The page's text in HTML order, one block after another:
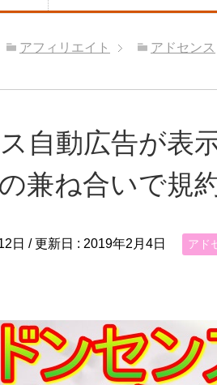
アフィリエイト アドセンス
自動広告が表
兼ね合いで規
日 / 更新日 : 2019年2月4日 アド